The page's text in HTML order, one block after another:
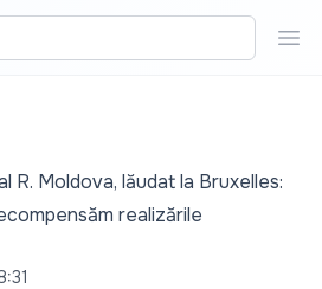
R. Moldova, lăudat la Bruxelles:
realizările